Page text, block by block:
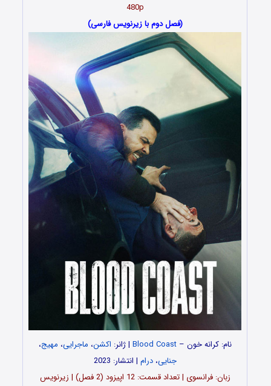
480p
(فصل دوم با زیرنویس فارسی)
نام: کرانه خون –Blood Coast | ژانر: اکشن، ماجرایی، مهیج،
جنایی،درام | انتشار: 2023
زبان: فرانسوی | تعداد قسمت‌‌‌‌: 12 اپیزود (2 فصل) | زیرنویس